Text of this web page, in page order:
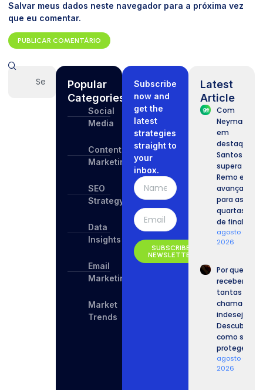
Salvar meus dados neste navegador para a próxima vez
que eu comentar.
Popular
Categories
Social
Media
Content
Marketing
SEO
Strategy
Data
Insights
Email
Marketing
Market
Trends
Subscribe
now and
get the
latest
strategies
straight to
your
inbox.
SUBSCRIBE
NEWSLETTER
Latest
Article
Com
Neymar
em
destaque,
Santos
supera o
Remo e
avança
para as
quartas
de final.
agosto 6,
2026
Por que
recebemos
tantas
chamadas
Descubra
como se
proteger.
agosto 6,
2026